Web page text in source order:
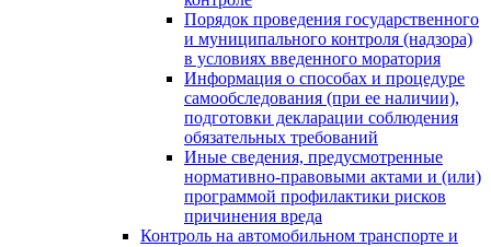
Порядок проведения государственного
и муниципального контроля (надзора)
в условиях введенного моратория
Информация о способах и процедуре
самообследования (при ее наличии),
подготовки декларации соблюдения
обязательных требований
Иные сведения, предусмотренные
нормативно-правовыми актами и (или)
программой профилактики рисков
причинения вреда
Контроль на автомобильном транспорте и